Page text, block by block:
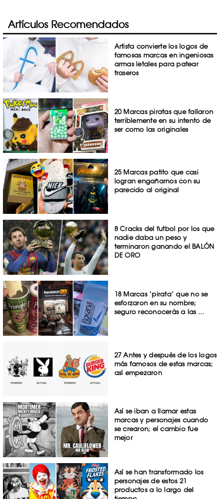
Artículos Recomendados
Artista convierte los logos de
famosas marcas en ingeniosas
armas letales para patear
traseros
20 Marcas piratas que fallaron
terriblemente en su intento de
ser como las originales
25 Marcas patito que casi
logran engañarnos con su
parecido al original
8 Cracks del futbol por los que
nadie daba un peso y
terminaron ganando el BALÓN
DE ORO
18 Marcas ‘pirata’ que no se
esforzaron en su nombre;
seguro reconocerás a las ...
27 Antes y después de los logos
más famosos de estas marcas;
así empezaron
Así se iban a llamar estas
marcas y personajes cuando
se crearon; el cambio fue
mejor
Así se han transformado los
personajes de estos 21
productos a lo largo del